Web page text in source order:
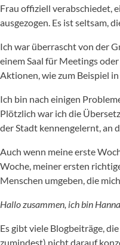
Frau offiziell verabschiedet,
ausgezogen. Es ist seltsam,
Ich war überrascht von der
einem Saal für Meetings
Aktionen, wie zum Beispiel
Ich bin nach einigen
Plötzlich war ich die
der Stadt kennengelernt, an
Auch wenn meine erste
Woche, meiner ersten
Menschen umgeben, die
Hallo zusammen, ich bin
Es gibt viele Blogbeiträge,
zumindest) nicht darauf